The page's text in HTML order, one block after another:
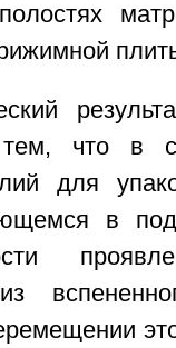
тем, что в
для
в